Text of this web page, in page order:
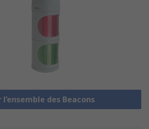
l’ensemble des Beacons